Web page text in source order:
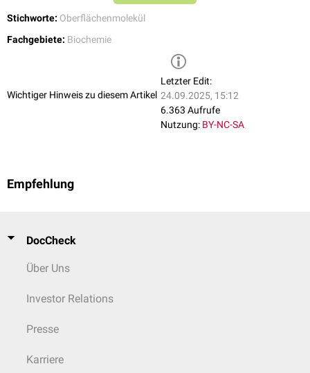
Stichworte: Oberflächenmolekül
Fachgebiete: Biochemie
Wichtiger Hinweis zu diesem Artikel
Letzter Edit:
24.09.2025, 15:12
6.363 Aufrufe
Nutzung: BY-NC-SA
Empfehlung
DocCheck
Über Uns
Investor Relations
Presse
Karriere